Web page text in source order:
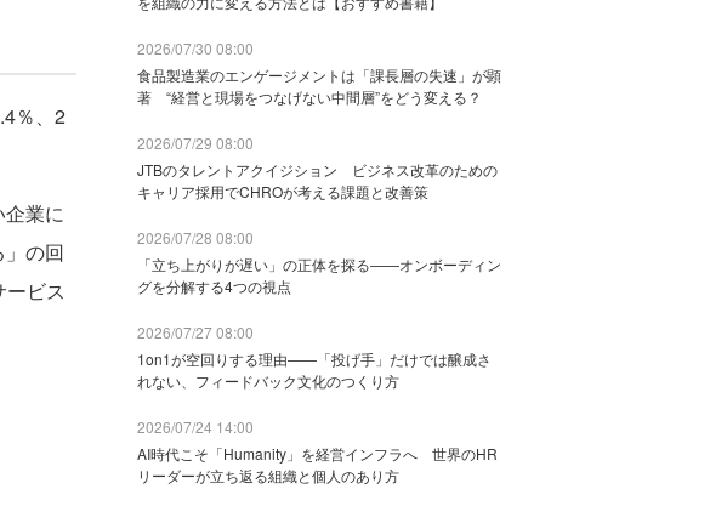
％、2
業に
の回
ビス
2026/07/30 08:00
食品製造業のエンゲージメントは「課長層の失速」が顕
著 “経営と現場をつなげない中間層”をどう変える？
2026/07/29 08:00
JTBのタレントアクイジション ビジネス改革のための
キャリア採用でCHROが考える課題と改善策
2026/07/28 08:00
「立ち上がりが遅い」の正体を探る——オンボーディン
グを分解する4つの視点
2026/07/27 08:00
1on1が空回りする理由——「投げ手」だけでは醸成さ
れない、フィードバック文化のつくり方
2026/07/24 14:00
AI時代こそ「Humanity」を経営インフラへ 世界のHR
リーダーが立ち返る組織と個人のあり方